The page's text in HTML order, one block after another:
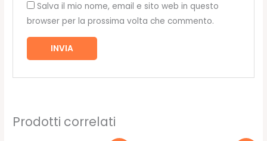
Salva il mio nome, email e sito web in questo
browser per la prossima volta che commento.
Prodotti correlati